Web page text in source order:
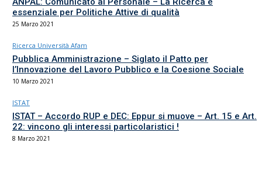
essenziale per Politiche Attive di qualità
25 Marzo 2021
Ricerca Università Afam
Pubblica Amministrazione – Siglato il Patto per
l’Innovazione del Lavoro Pubblico e la Coesione Sociale
10 Marzo 2021
ISTAT
ISTAT – Accordo RUP e DEC: Eppur si muove – Art. 15 e Art.
22: vincono gli interessi particolaristici !
8 Marzo 2021